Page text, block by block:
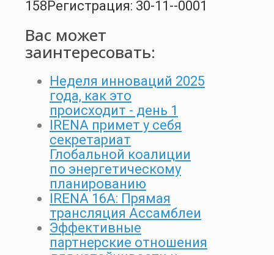
158Регистрация: 30-11--0001
Вас может
заинтересовать:
Неделя инноваций 2025
года, как это
происходит - день 1
IRENA примет у себя
секретариат
Глобальной коалиции
по энергетическому
планированию
IRENA 16A: Прямая
трансляция Ассамблеи
Эффективные
партнерские отношения